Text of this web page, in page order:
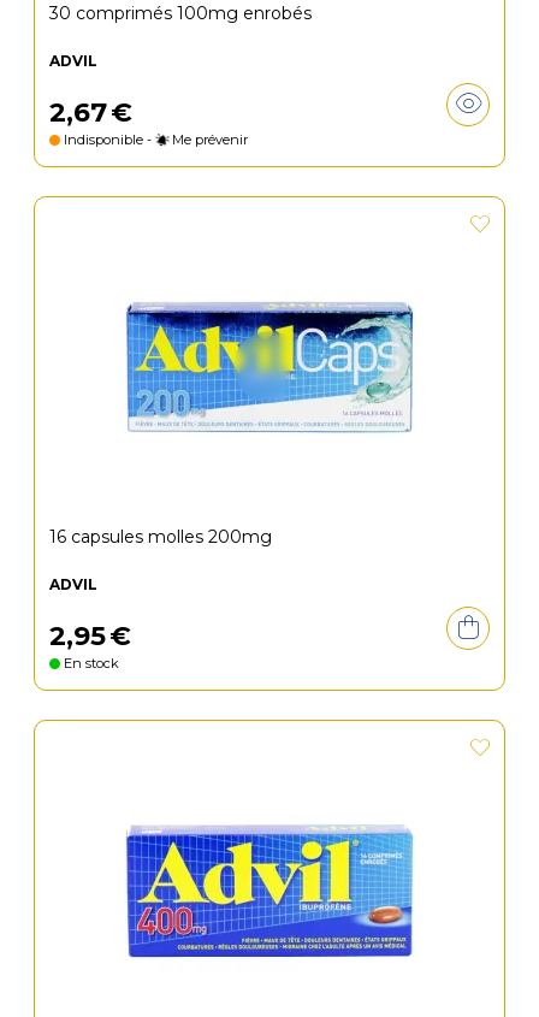
30 comprimés 100mg enrobés
ADVIL
2,67€
Indisponible - Me prévenir
16 capsules molles 200mg
ADVIL
2,95€
En stock